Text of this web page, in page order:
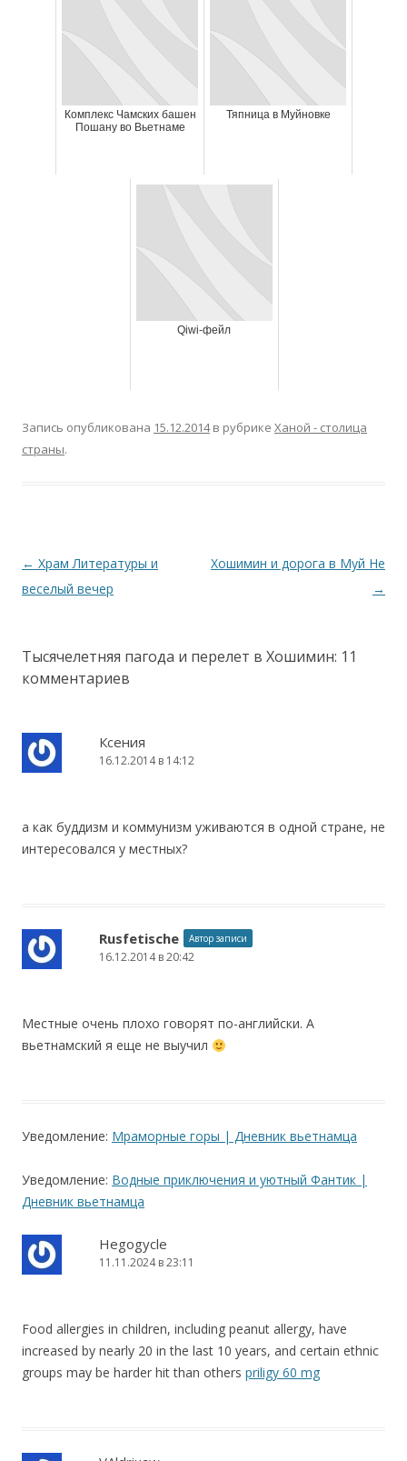
Комплекс Чамских башен
Пошану во Вьетнаме
Тяпница в Муйновке
Qiwi-фейл
Запись опубликована 15.12.2014в рубрике Ханой - столица
страны.
Навигация по записям
← Храм Литературы и
веселый вечер
Хошимин и дорога в Муй Не
→
Тысячелетняя пагода и перелет в Хошимин: 11
комментариев
Ксения
16.12.2014 в 14:12
а как буддизм и коммунизм уживаются в одной стране, не
интересовался у местных?
Rusfetische Автор записи
16.12.2014 в 20:42
Местные очень плохо говорят по-английски. А
вьетнамский я еще не выучил
Уведомление: Мраморные горы | Дневник вьетнамца
Уведомление: Водные приключения и уютный Фантик |
Дневник вьетнамца
Hegogycle
11.11.2024 в 23:11
Food allergies in children, including peanut allergy, have
increased by nearly 20 in the last 10 years, and certain ethnic
groups may be harder hit than others priligy 60 mg